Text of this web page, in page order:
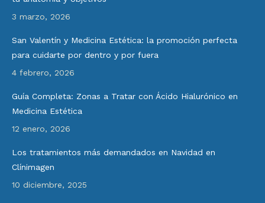
3 marzo, 2026
San Valentín y Medicina Estética: la promoción perfecta
para cuidarte por dentro y por fuera
4 febrero, 2026
Guía Completa: Zonas a Tratar con Ácido Hialurónico en
Medicina Estética
12 enero, 2026
Los tratamientos más demandados en Navidad en
Clínimagen
10 diciembre, 2025